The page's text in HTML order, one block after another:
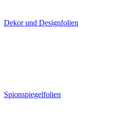
Dekor und Designfolien
Spionspiegelfolien